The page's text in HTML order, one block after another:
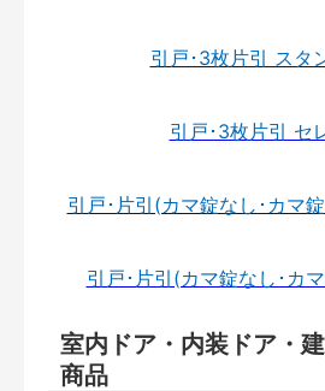
引戸･3枚片引 スタ
引戸･3枚片引 セ
引戸･片引(カマ錠なし･カマ
引戸･片引(カマ錠なし･カ
室内ドア・内装ドア・
商品